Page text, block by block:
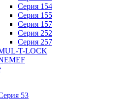
Серия 154
Серия 155
Серия 157
Серия 252
Серия 257
T-LOCK
53